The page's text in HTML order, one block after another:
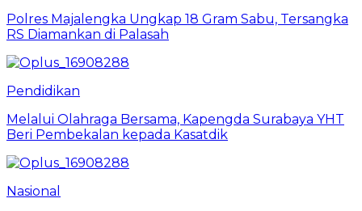
Polres Majalengka Ungkap 18 Gram Sabu, Tersangka
RS Diamankan di Palasah
Pendidikan
Melalui Olahraga Bersama, Kapengda Surabaya YHT
Beri Pembekalan kepada Kasatdik
Nasional